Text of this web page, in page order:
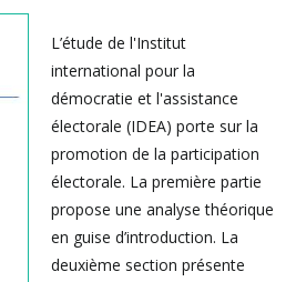
L’étude de l'Institut
international pour la
démocratie et l'assistance
électorale (IDEA) porte sur la
promotion de la participation
électorale. La première partie
propose une analyse théorique
en guise d’introduction. La
deuxième section présente